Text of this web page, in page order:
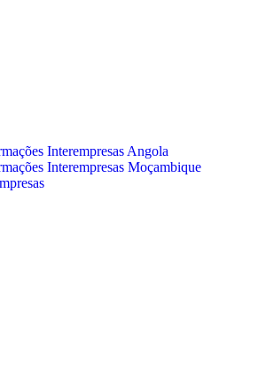
Interempresas Angola
Interempresas Moçambique